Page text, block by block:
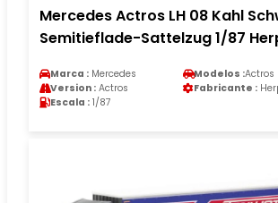
Mercedes Actros LH 08 Kahl
Semitieflade-Sattelzug 1/87
Marca : Mercedes Modelos :Actros
Version : Actros Fabricante :
Escala : 1/87